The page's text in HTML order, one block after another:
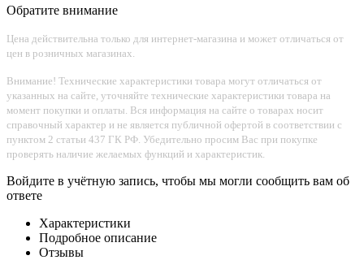
Обратите внимание
Цена действительна только для интернет-магазина и может отличаться от
цен в розничных магазинах.
Внимание! Технические характеристики товара могут отличаться от
указанных на сайте, уточняйте технические характеристики товара на
момент покупки и оплаты. Вся информация на сайте о товарах носит
справочный характер и не является публичной офертой в соответствии с
пунктом 2 статьи 437 ГК РФ. Убедительно просим Вас при покупке
проверять наличие желаемых функций и характеристик.
Войдите в учётную запись, чтобы мы могли сообщить вам об
ответе
Характеристики
Подробное описание
Отзывы